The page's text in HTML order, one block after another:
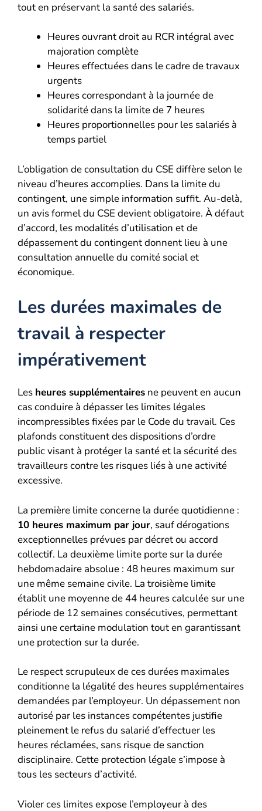
tout en préservant la santé des salariés.
Heures ouvrant droit au RCR intégral avec
majoration complète
Heures effectuées dans le cadre de travaux
urgents
Heures correspondant à la journée de
solidarité dans la limite de 7 heures
Heures proportionnelles pour les salariés à
temps partiel
L’obligation de consultation du CSE diffère selon le
niveau d’heures accomplies. Dans la limite du
contingent, une simple information suffit. Au-delà,
un avis formel du CSE devient obligatoire. À défaut
d’accord, les modalités d’utilisation et de
dépassement du contingent donnent lieu à une
consultation annuelle du comité social et
économique.
Les durées maximales de
travail à respecter
impérativement
Les heures supplémentaires ne peuvent en aucun
cas conduire à dépasser les limites légales
incompressibles fixées par le Code du travail. Ces
plafonds constituent des dispositions d’ordre
public visant à protéger la santé et la sécurité des
travailleurs contre les risques liés à une activité
excessive.
La première limite concerne la durée quotidienne :
10 heures maximum par jour, sauf dérogations
exceptionnelles prévues par décret ou accord
collectif. La deuxième limite porte sur la durée
hebdomadaire absolue : 48 heures maximum sur
une même semaine civile. La troisième limite
établit une moyenne de 44 heures calculée sur une
période de 12 semaines consécutives, permettant
ainsi une certaine modulation tout en garantissant
une protection sur la durée.
Le respect scrupuleux de ces durées maximales
conditionne la légalité des heures supplémentaires
demandées par l’employeur. Un dépassement non
autorisé par les instances compétentes justifie
pleinement le refus du salarié d’effectuer les
heures réclamées, sans risque de sanction
disciplinaire. Cette protection légale s’impose à
tous les secteurs d’activité.
Violer ces limites expose l’employeur à des